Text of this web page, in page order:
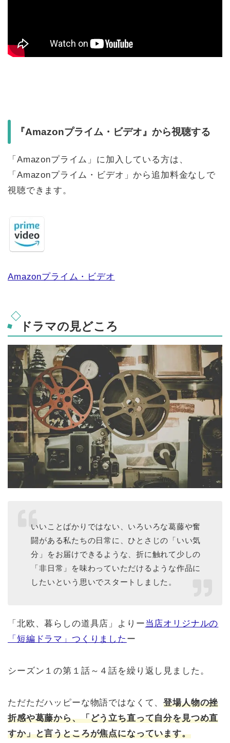
『Amazonプライム・ビデオ』から視聴する
「Amazonプライム」に加入している方は、
「Amazonプライム・ビデオ」から追加料金なしで
視聴できます。
Amazonプライム・ビデオ
ドラマの見どころ
いいことばかりではない、いろいろな葛藤や奮
闘がある私たちの日常に、ひとさじの「いい気
分」をお届けできるような、折に触れて少しの
「非日常」を味わっていただけるような作品に
したいという思いでスタートしました。
「北欧、暮らしの道具店」よりー当店オリジナルの
「短編ドラマ」つくりました ー
シーズン１の第１話～４話を繰り返し見ました。
ただただハッピーな物語ではなくて、登場人物の挫
折感や葛藤から、「どう立ち直って自分を見つめ直
すか」と言うところが焦点になっています。